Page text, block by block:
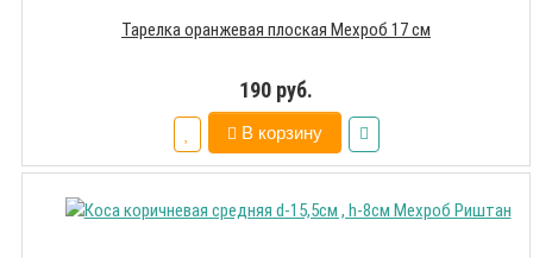
Тарелка оранжевая плоская Мехроб 17 см
190 руб.
В корзину